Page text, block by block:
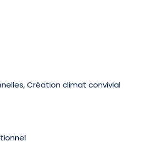
Création climat convivial